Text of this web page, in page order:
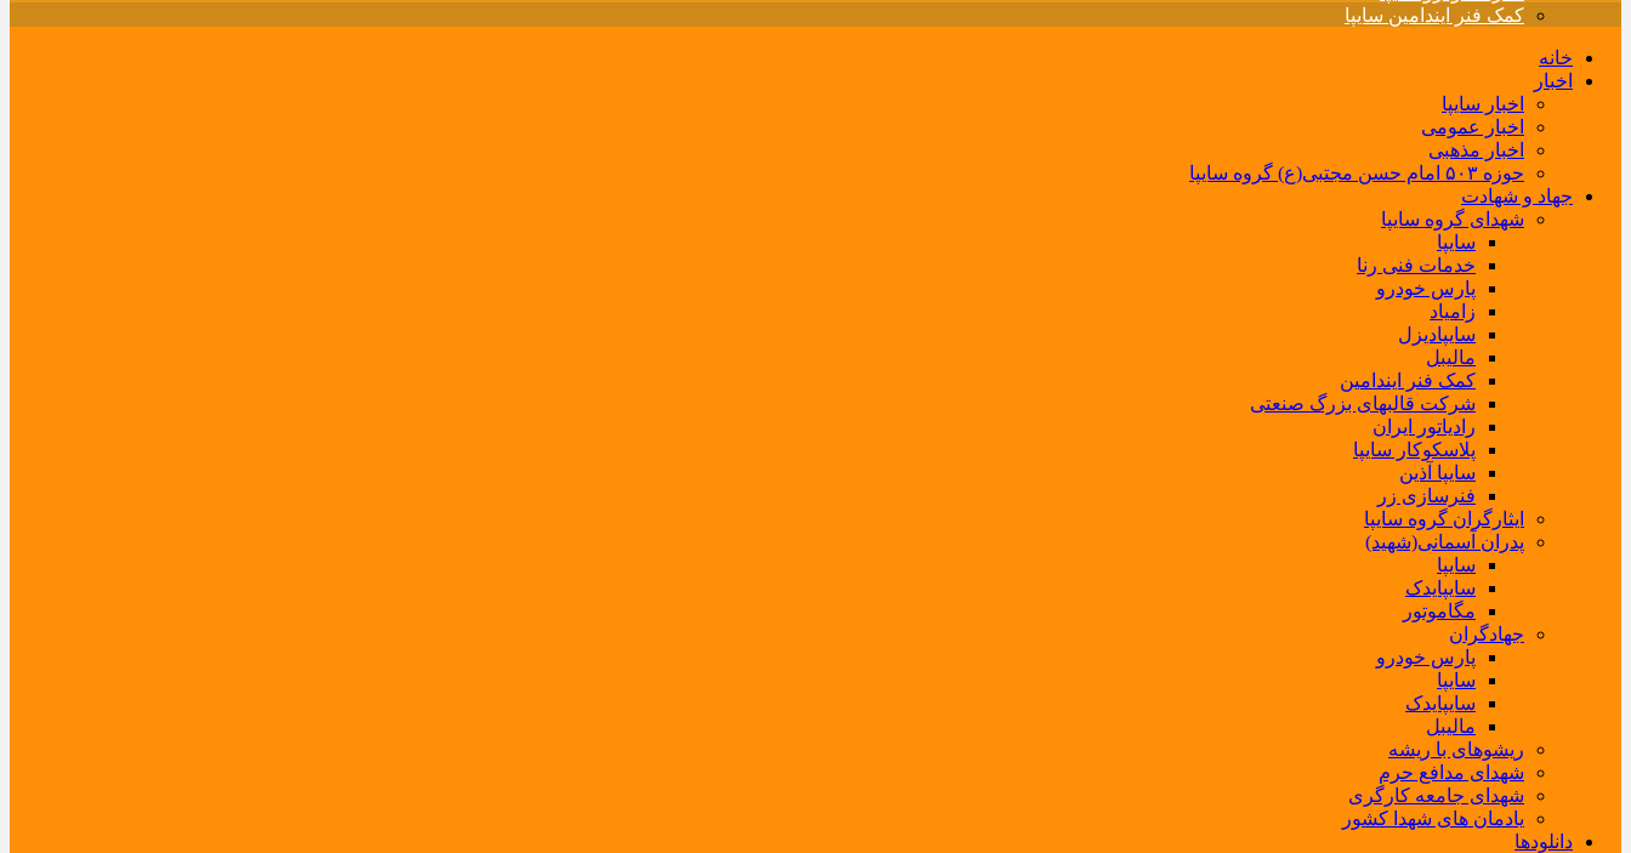
کمک فنر ایندامین سایپا
خانه
اخبار
اخبار سایپا
اخبار عمومی
اخبار مذهبی
حوزه ۵۰۳ امام حسن مجتبی(ع) گروه سایپا
جهاد و شهادت
شهدای گروه سایپا
سایپا
خدمات فنی رنا
پارس خودرو
زامیاد
سایپادیزل
مالیبل
کمک فنر ایندامین
شرکت قالبهای بزرگ صنعتی
رادیاتور ایران
پلاسکوکار سایپا
سایپا آذین
فنرسازی زر
ایثارگران گروه سایپا
پدران آسمانی(شهید)
سایپا
سایپایدک
مگاموتور
جهادگران
پارس خودرو
سایپا
سایپایدک
مالیبل
ریشوهای با ریشه
شهدای مدافع حرم
شهدای جامعه کارگری
یادمان های شهدا کشور
دانلودها